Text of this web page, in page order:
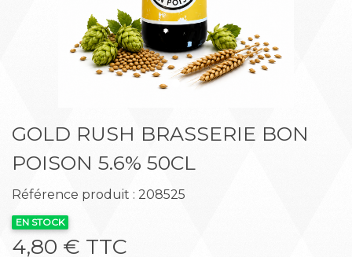
GOLD RUSH BRASSERIE BON
POISON 5.6% 50CL
Référence produit : 208525
EN STOCK
4,80 € TTC